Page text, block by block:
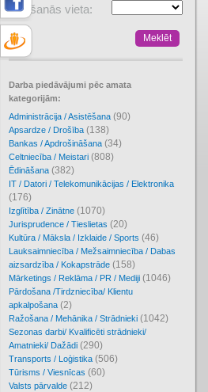
Atrašanās vieta:
Darba piedāvājumi pēc amata
kategorijām:
Administrācija / Asistēšana (90)
Apsardze / Drošība (138)
Bankas / Apdrošināšana (34)
Celtniecība / Meistari (808)
Ēdināšana (382)
IT / Datori / Telekomunikācijas / Elektronika
(176)
Izglītība / Zinātne (1070)
Jurisprudence / Tieslietas (20)
Kultūra / Māksla / Izklaide / Sports (46)
Lauksaimniecība / Mežsaimniecība / Dabas
aizsardzība / Kokapstrāde (158)
Mārketings / Reklāma / PR / Mediji (1046)
Pārdošana /Tirdzniecība/ Klientu
apkalpošana (2)
Ražošana / Mehānika / Strādnieki (1042)
Sezonas darbi/ Kvalificēti strādnieki/
Amatnieki/ Dažādi (290)
Transports / Loģistika (506)
Tūrisms / Viesnīcas (60)
Valsts pārvalde (212)